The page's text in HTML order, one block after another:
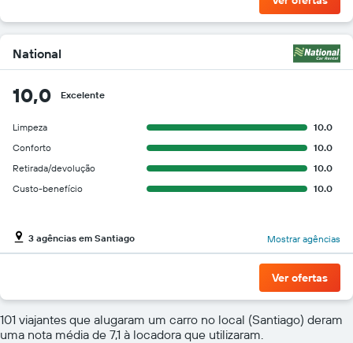
National
10,0 Excelente
Limpeza
10.0
Conforto
10.0
Retirada/devolução
10.0
Custo-benefício
10.0
3 agências em Santiago Mostrar agências
Ver ofertas
101 viajantes que alugaram um carro no local (Santiago) deram
uma nota média de 7,1 à locadora que utilizaram.